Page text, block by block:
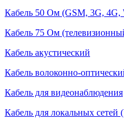
Кабель 50 Ом (GSM, 3G, 4G,
Кабель 75 Ом
Кабель акустический
Кабель волоконно-
Кабель для видеонаблюдения
Кабель для локальных